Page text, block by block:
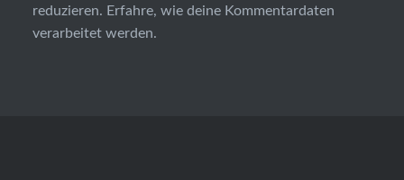
reduzieren. Erfahre, wie deine Kommentardaten
verarbeitet werden.